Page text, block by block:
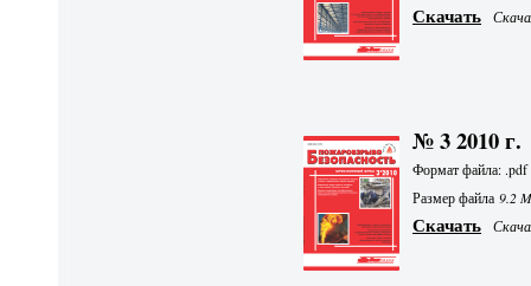
Скачать
№ 3 2010 г.
Формат файла: .pdf
Размер файла9.2
Скачать